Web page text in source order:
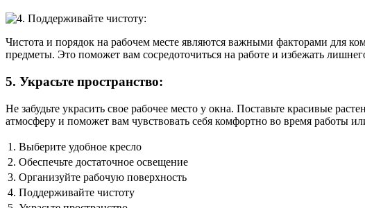
Чистота и порядок на рабочем месте являются важными факторами для
предметы. Это поможет вам сосредоточиться на работе и избежать
5. Украсьте пространство:
Не забудьте украсить свое рабочее место у окна. Поставьте красивые
атмосферу и поможет вам чувствовать себя комфортно во время работы
1. Выберите удобное кресло
2. Обеспечьте достаточное освещение
3. Организуйте рабочую поверхность
4. Поддерживайте чистоту